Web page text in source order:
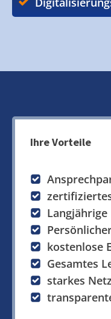
Ihre Vorteile
kostenlose
Gesamtes
starkes